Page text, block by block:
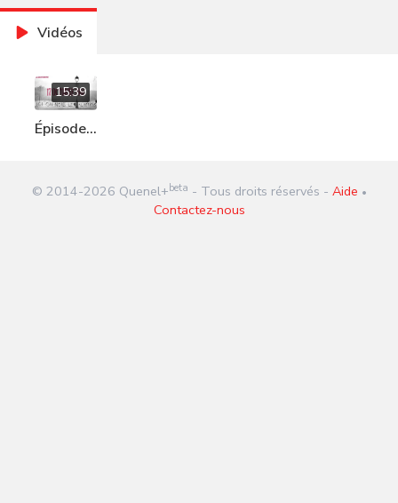
Vidéos
15:39
Épisode
1961
© 2014-2026 Quenel+ beta - Tous droits réservés - Aide •
Contactez-nous